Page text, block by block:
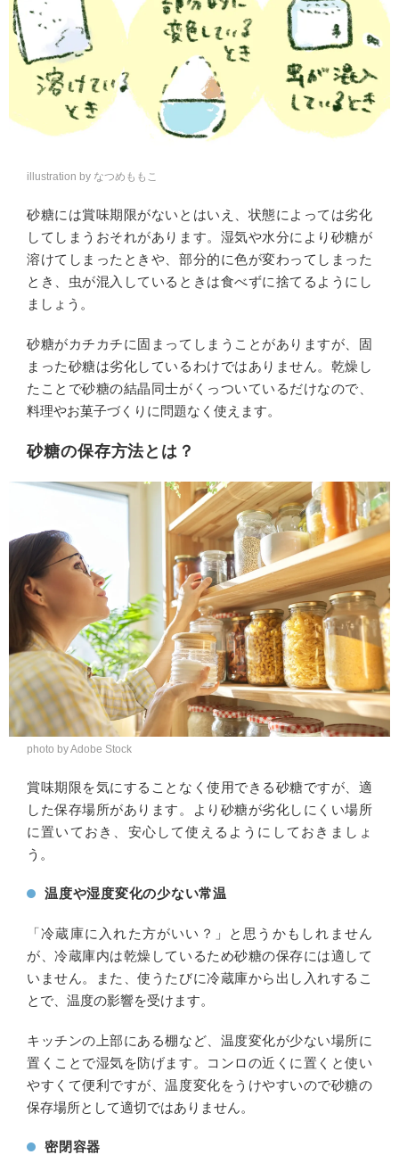
illustration by なつめももこ
砂糖には賞味期限がないとはいえ、状態によっては劣化
してしまうおそれがあります。湿気や水分により砂糖が
溶けてしまったときや、部分的に色が変わってしまった
とき、虫が混入しているときは食べずに捨てるようにし
ましょう。
砂糖がカチカチに固まってしまうことがありますが、固
まった砂糖は劣化しているわけではありません。乾燥し
たことで砂糖の結晶同士がくっついているだけなので、
料理やお菓子づくりに問題なく使えます。
砂糖の保存方法とは？
photo by Adobe Stock
賞味期限を気にすることなく使用できる砂糖ですが、適
した保存場所があります。より砂糖が劣化しにくい場所
に置いておき、安心して使えるようにしておきましょ
う。
温度や湿度変化の少ない常温
「冷蔵庫に入れた方がいい？」と思うかもしれません
が、冷蔵庫内は乾燥しているため砂糖の保存には適して
いません。また、使うたびに冷蔵庫から出し入れするこ
とで、温度の影響を受けます。
キッチンの上部にある棚など、温度変化が少ない場所に
置くことで湿気を防げます。コンロの近くに置くと使い
やすくて便利ですが、温度変化をうけやすいので砂糖の
保存場所として適切ではありません。
密閉容器